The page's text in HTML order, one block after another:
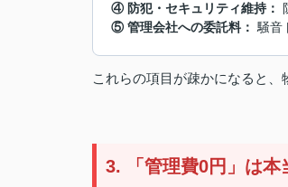
④ 防犯・セキュリティ維持：
⑤ 管理会社への委託料： 騒音
これらの項目が疎かになると、
3. 「管理費0円」は本